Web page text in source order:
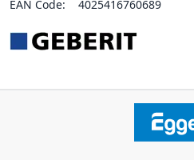
EAN Code:
4025416760689